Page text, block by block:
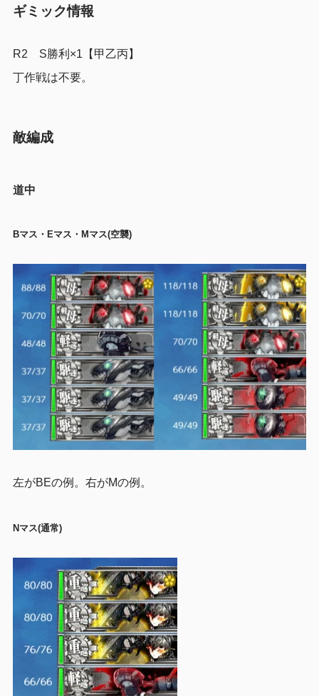
ギミック情報
R2 S勝利×1【甲乙丙】
丁作戦は不要。
敵編成
道中
Bマス・Eマス・Mマス(空襲)
左がBEの例。右がMの例。
Nマス(通常)